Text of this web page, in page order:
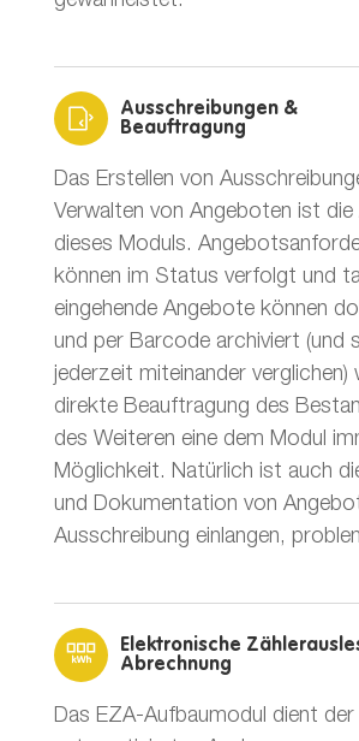
Ausschreibungen &
Beauftragung
Das Erstellen von
Verwalten von Angeboten ist die
dieses Moduls.
können im Status verfolgt und
eingehende Angebote können
und per Barcode archiviert (und
jederzeit miteinander verglichen)
direkte Beauftragung des
des Weiteren eine dem Modul
Möglichkeit. Natürlich ist auch
und Dokumentation von
Ausschreibung einlangen,
Elektronische
Abrechnung
Das EZA-Aufbaumodul dient der